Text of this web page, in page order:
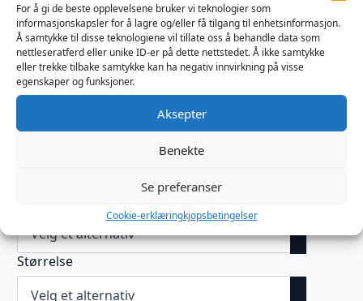
For å gi de beste opplevelsene bruker vi teknologier som
informasjonskapsler for å lagre og/eller få tilgang til enhetsinformasjon.
Å samtykke til disse teknologiene vil tillate oss å behandle data som
nettleseratferd eller unike ID-er på dette nettstedet. Å ikke samtykke
eller trekke tilbake samtykke kan ha negativ innvirkning på visse
egenskaper og funksjoner.
Aksepter
Benekte
Se preferanser
Cookie-erklæringkjopsbetingelser
Passform: Designet for å flyte uanstrengt, beveger
den lette tyllen seg med kroppen samtidig som den
bevarer en flatterende fasong. Den draperte
halsutringningen og den åpne ryggen fremhever
kroppens naturlige kurver og gir et selvsikkert,
strålende uttrykk.
Perfekt til formelle kvelder eller spesielle anledninger
– denne kjolen kombinerer sofistikert eleganse med
Størrelse